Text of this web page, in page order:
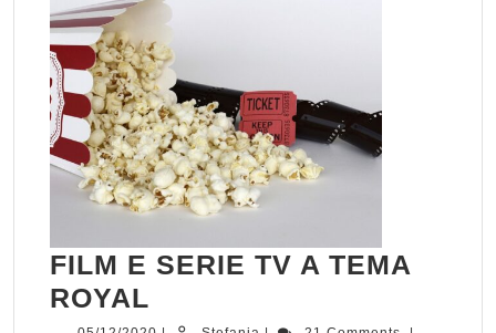
FILM E SERIE TV A TEMA
ROYAL